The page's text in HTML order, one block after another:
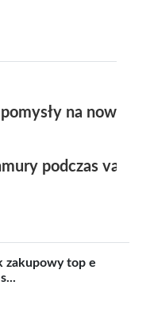
na
podczas
zakupowy top e